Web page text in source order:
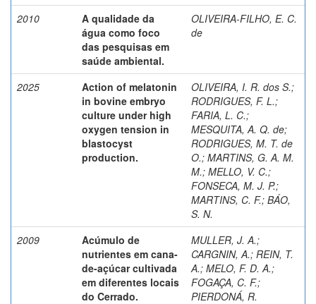
2010
A qualidade da
água como foco
das pesquisas em
saúde ambiental.
OLIVEIRA-FILHO, E. C.
de
2025
Action of melatonin
in bovine embryo
culture under high
oxygen tension in
blastocyst
production.
OLIVEIRA, I. R. dos S.;
RODRIGUES, F. L.;
FARIA, L. C.;
MESQUITA, A. Q. de;
RODRIGUES, M. T. de
O.; MARTINS, G. A. M.
M.; MELLO, V. C.;
FONSECA, M. J. P.;
MARTINS, C. F.; BÁO,
S. N.
2009
Acúmulo de
nutrientes em cana-
de-açúcar cultivada
em diferentes locais
do Cerrado.
MULLER, J. A.;
CARGNIN, A.; REIN, T.
A.; MELO, F. D. A.;
FOGAÇA, C. F.;
PIERDONÁ, R.